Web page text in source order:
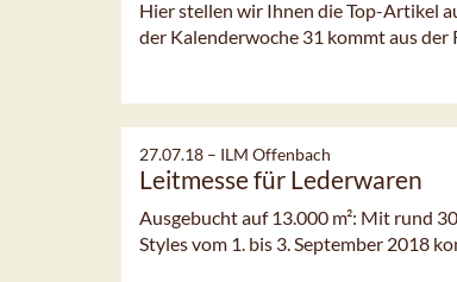
Hier stellen wir Ihnen die Top-Artikel
der Kalenderwoche 31 kommt aus der
27.07.18 – ILM Offenbach
Leitmesse für Lederwaren
Ausgebucht auf 13.000 m²: Mit rund
Styles vom 1. bis 3. September 2018